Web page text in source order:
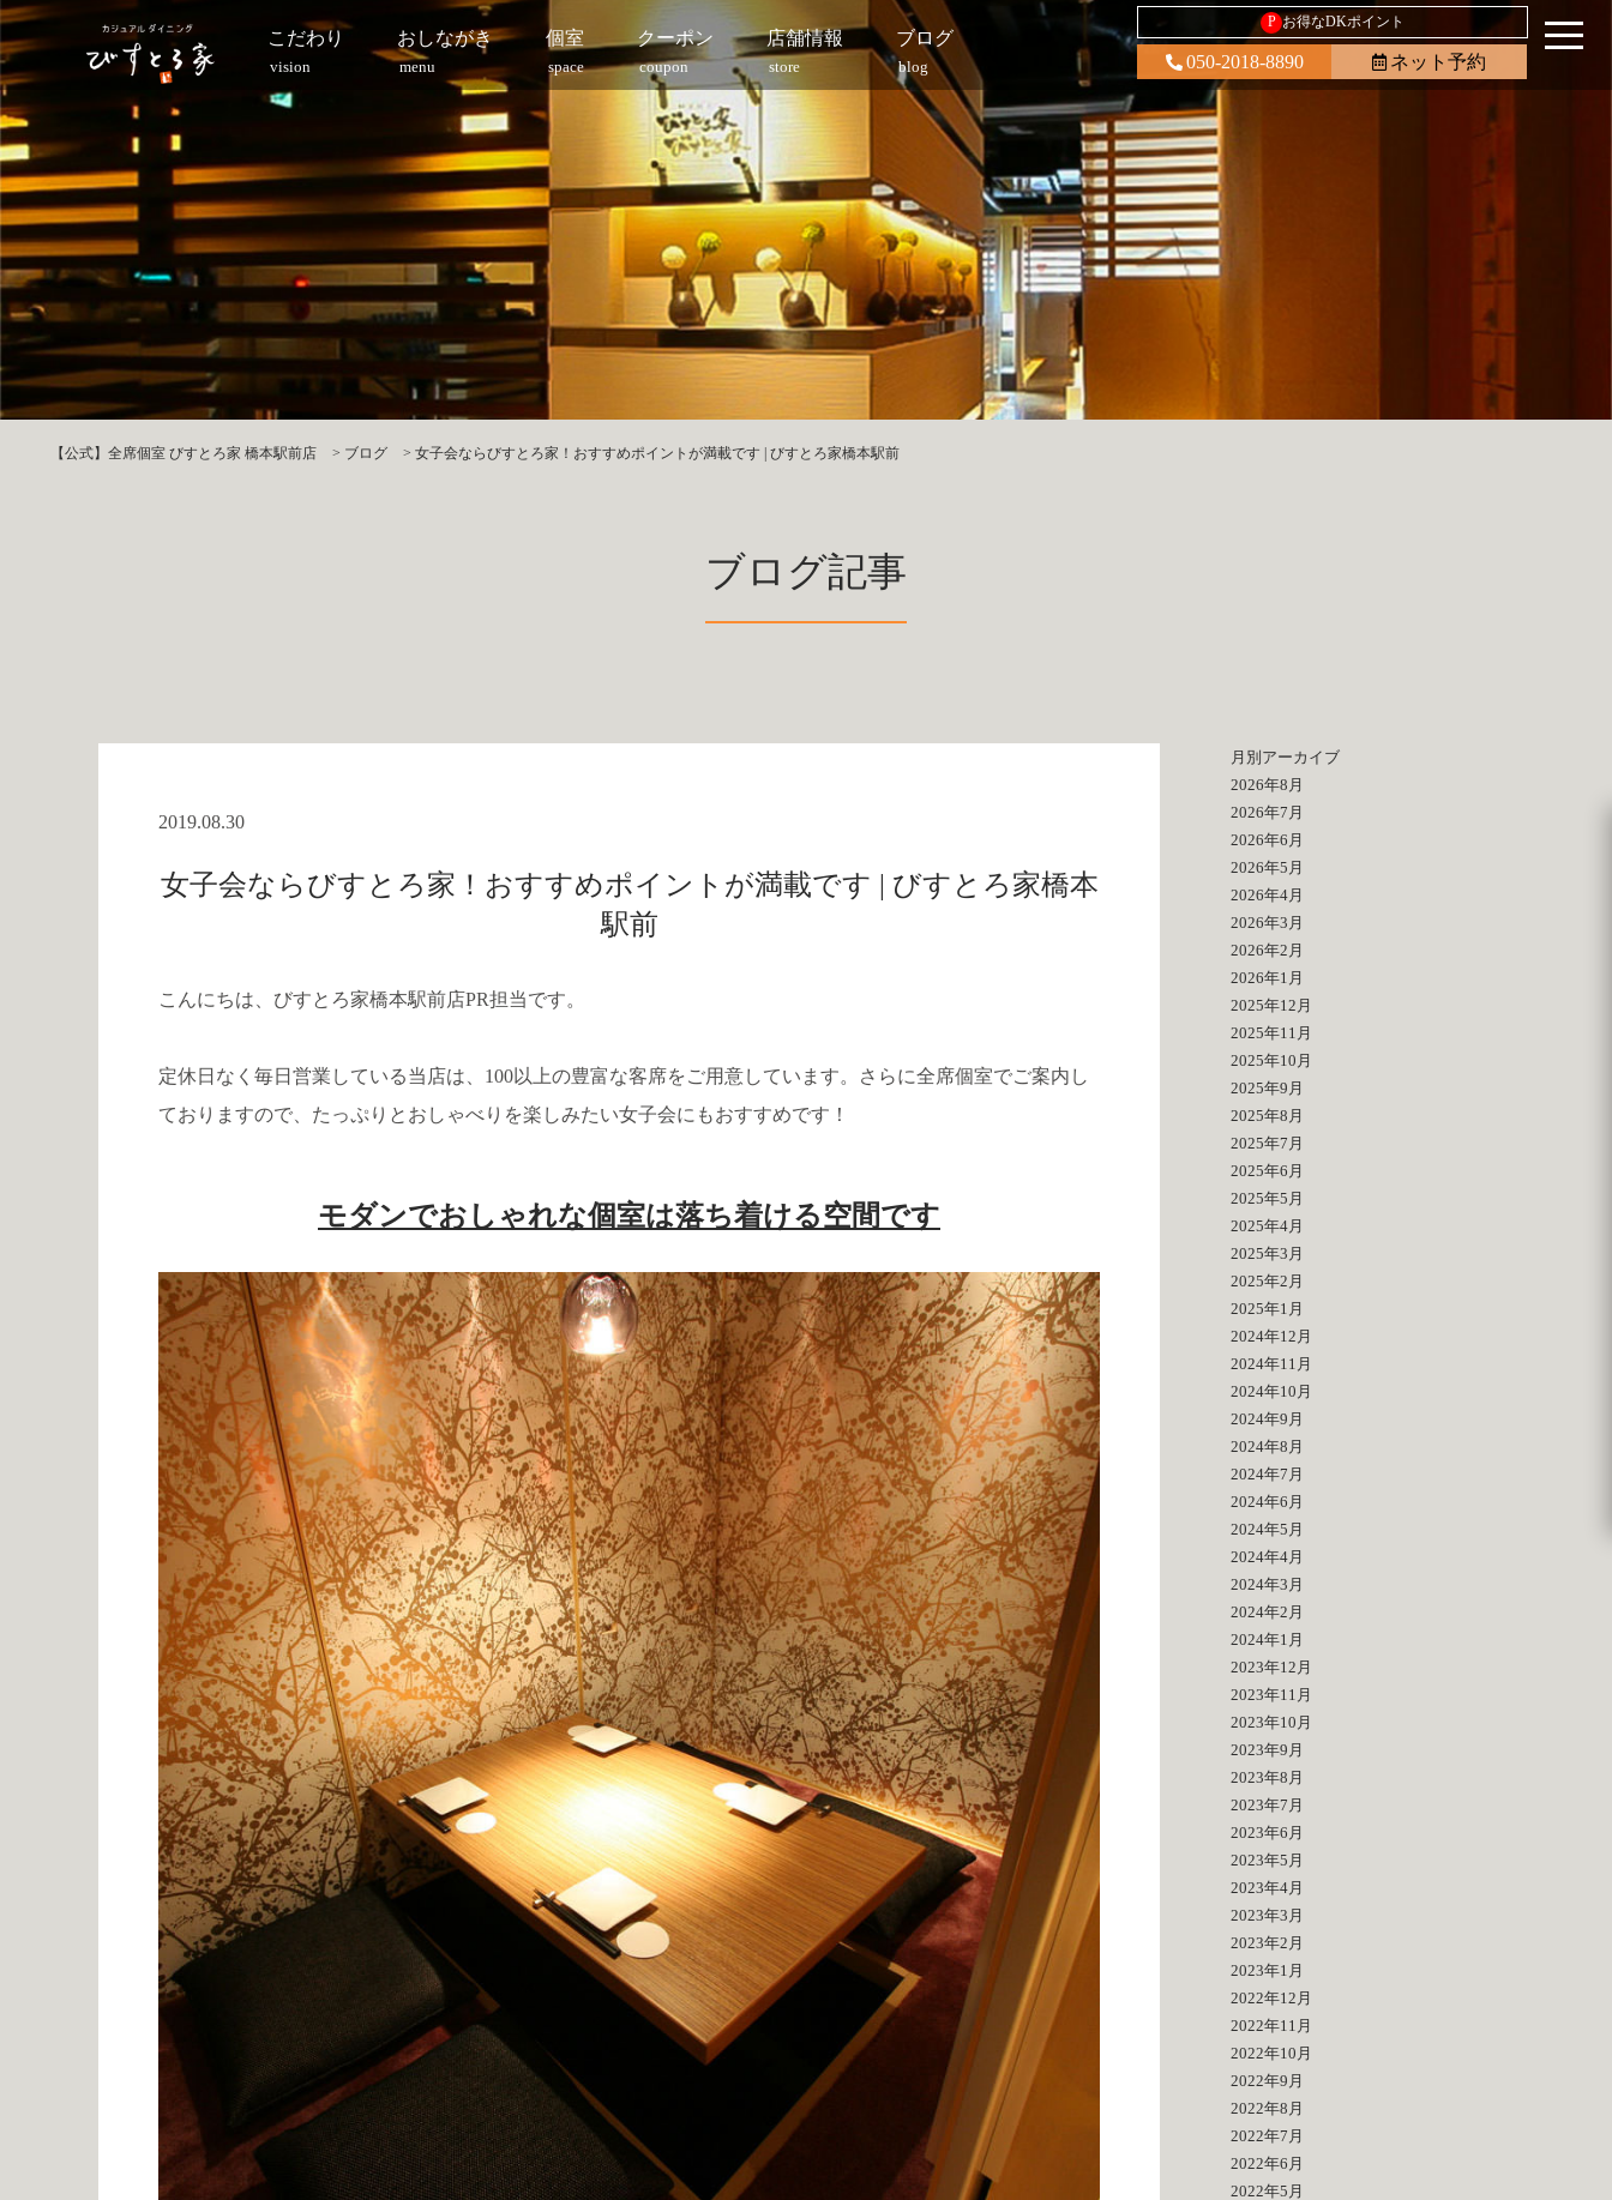
こだわり
vision
おしながき
menu
個室
space
クーポン
coupon
店舗情報
store
ブログ
blog
P お得なDKポイント
050-2018-8890 ネット予約
【公式】全席個室 びすとろ家 橋本駅前店 > ブログ > 女子会ならびすとろ家！おすすめポイントが満載です | びすとろ家橋本駅前
ブログ記事
2019.08.30
女子会ならびすとろ家！おすすめポイントが満載です | びすとろ家橋本
駅前
こんにちは、びすとろ家橋本駅前店PR担当です。
定休日なく毎日営業している当店は、100以上の豊富な客席をご用意しています。さらに全席個室でご案内し
ておりますので、たっぷりとおしゃべりを楽しみたい女子会にもおすすめです！
モダンでおしゃれな個室は落ち着ける空間です
月別アーカイブ
2026年8月
2026年7月
2026年6月
2026年5月
2026年4月
2026年3月
2026年2月
2026年1月
2025年12月
2025年11月
2025年10月
2025年9月
2025年8月
2025年7月
2025年6月
2025年5月
2025年4月
2025年3月
2025年2月
2025年1月
2024年12月
2024年11月
2024年10月
2024年9月
2024年8月
2024年7月
2024年6月
2024年5月
2024年4月
2024年3月
2024年2月
2024年1月
2023年12月
2023年11月
2023年10月
2023年9月
2023年8月
2023年7月
2023年6月
2023年5月
2023年4月
2023年3月
2023年2月
2023年1月
2022年12月
2022年11月
2022年10月
2022年9月
2022年8月
2022年7月
2022年6月
2022年5月